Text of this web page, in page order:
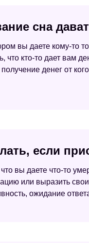
сна
вы даете кому-то
что кто-то дает вам
получение денег от
если
вы даете что-то
или выразить
ожидание